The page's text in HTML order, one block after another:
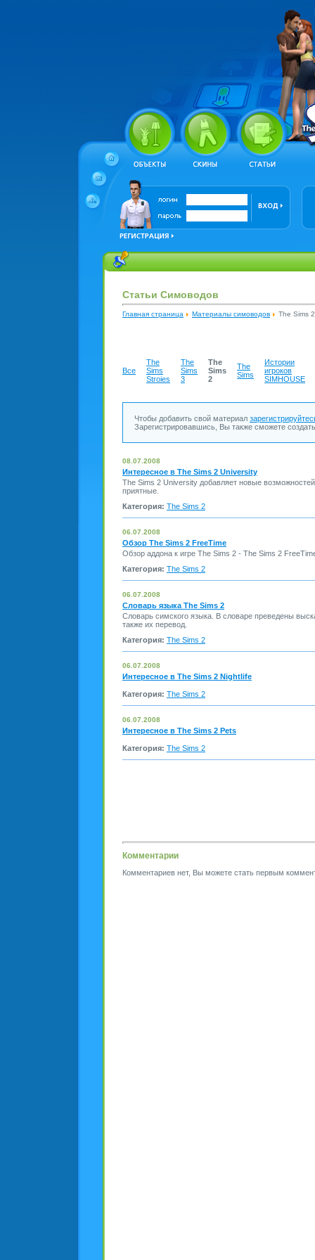
Статьи Симоводов
Главная страница Материалы симоводов The Sims 2
Все
The
Sims
Stroies
The
Sims
3
The
Sims
2
The
Sims
Истории
игроков
SIMHOUSE
Чтобы добавить свой материал
Зарегистрировавшись, Вы также сможете
08.07.2008
Интересное в The Sims 2 University
The Sims 2 University добавляет новые
приятные.
Категория: The Sims 2
06.07.2008
Обзор The Sims 2 FreeTime
Обзор аддона к игре The Sims 2 - The Sims 2
Категория: The Sims 2
06.07.2008
Словарь языка The Sims 2
Словарь симского языка. В словаре преведены
также их перевод.
Категория: The Sims 2
06.07.2008
Интересное в The Sims 2 Nightlife
Категория: The Sims 2
06.07.2008
Интересное в The Sims 2 Pets
Категория: The Sims 2
Комментарии
Комментариев нет, Вы можете стать первым